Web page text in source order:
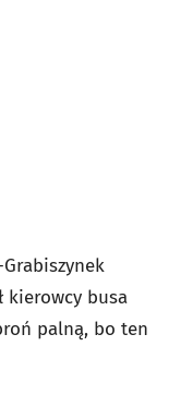
kierowcy busa
palną, bo ten